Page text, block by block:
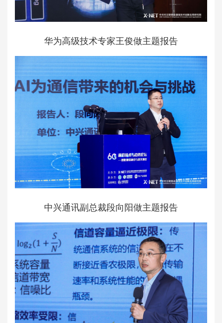
华为高级技术专家王俊做主题报告
中兴通讯副总裁段向阳做主题报告